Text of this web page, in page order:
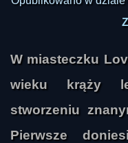
W miasteczku
wieku krąży
stworzeniu
Pierwsze